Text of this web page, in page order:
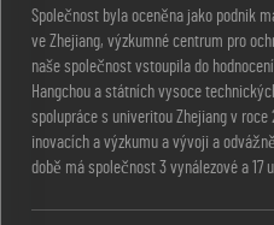
Společnost byla oceněna jako podnik
ve Zhejiang, výzkumné centrum pro
naše společnost vstoupila do
Hangchou a státních vysoce
spolupráce s univeritou Zhejiang v
inovacích a výzkumu a vývoji a
době má společnost 3 vynálezové a 17